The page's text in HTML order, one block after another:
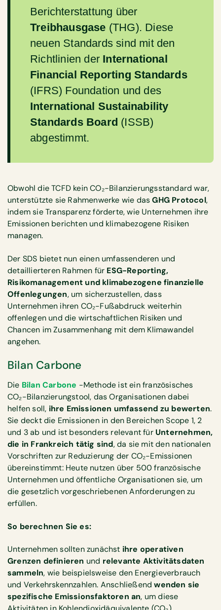
Berichterstattung über
Treibhausgase (THG). Diese
neuen Standards sind mit den
Richtlinien der International
Financial Reporting Standards
(IFRS) Foundation und des
International Sustainability
Standards Board (ISSB)
abgestimmt.
Obwohl die TCFD kein CO₂-Bilanzierungsstandard war,
unterstützte sie Rahmenwerke wie dasGHG Protocol,
indem sie Transparenz förderte, wie Unternehmen ihre
Emissionen berichten und klimabezogene Risiken
managen.
Der SDS bietet nun einen umfassenderen und
detaillierteren Rahmen für ESG-Reporting,
Risikomanagement und klimabezogene finanzielle
Offenlegungen, um sicherzustellen, dass
Unternehmen ihren CO₂-Fußabdruck weiterhin
offenlegen und die wirtschaftlichen Risiken und
Chancen im Zusammenhang mit dem Klimawandel
angehen.
Bilan Carbone
Die Bilan Carbone -Methode ist ein französisches
CO₂-Bilanzierungstool, das Organisationen dabei
helfen soll, ihre Emissionen umfassend zu bewerten.
Sie deckt die Emissionen in den Bereichen Scope 1, 2
und 3 ab und ist besonders relevant für Unternehmen,
die in Frankreich tätig sind, da sie mit den nationalen
Vorschriften zur Reduzierung der CO₂-Emissionen
übereinstimmt: Heute nutzen über 500 französische
Unternehmen und öffentliche Organisationen sie, um
die gesetzlich vorgeschriebenen Anforderungen zu
erfüllen.
So berechnen Sie es:
Unternehmen sollten zunächst ihre operativen
Grenzen definieren und relevante Aktivitätsdaten
sammeln, wie beispielsweise den Energieverbrauch
und Verkehrskennzahlen. Anschließendwenden sie
spezifische Emissionsfaktoren an, um diese